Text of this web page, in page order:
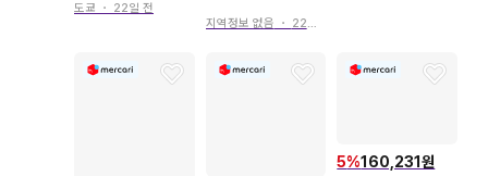
도쿄 ・ 22일 전
지역정보 없음 ・ 22일 전
5%160,231원